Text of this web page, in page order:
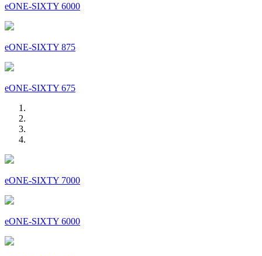
eONE-SIXTY 6000
eONE-SIXTY 875
eONE-SIXTY 675
eONE-SIXTY 7000
eONE-SIXTY 6000